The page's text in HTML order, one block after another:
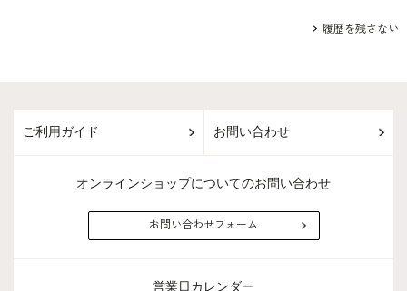
履歴を残さない
ご利用ガイド お問い合わせ
オンラインショップについてのお問い合わせ
お問い合わせフォーム
営業日カレンダー